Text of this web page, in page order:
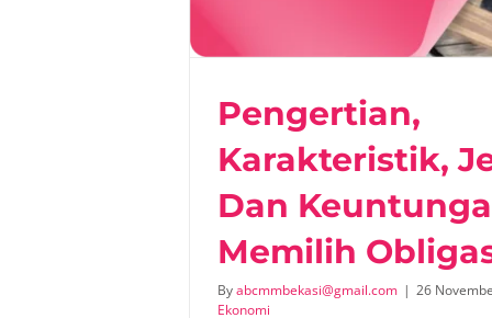
Pengertian,
Karakteristik,
Dan
Memilih
Byabcmmbekasi@gmail.com | 26
Ekonomi